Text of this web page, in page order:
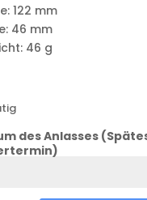
122 mm
46 mm
46 g
des Anlasses